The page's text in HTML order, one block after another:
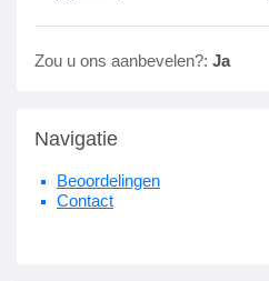
Zou u ons aanbevelen?: Ja
Navigatie
Beoordelingen
Contact